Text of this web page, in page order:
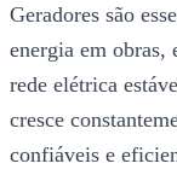
Geradores são
energia em obras,
rede elétrica
cresce
confiáveis e